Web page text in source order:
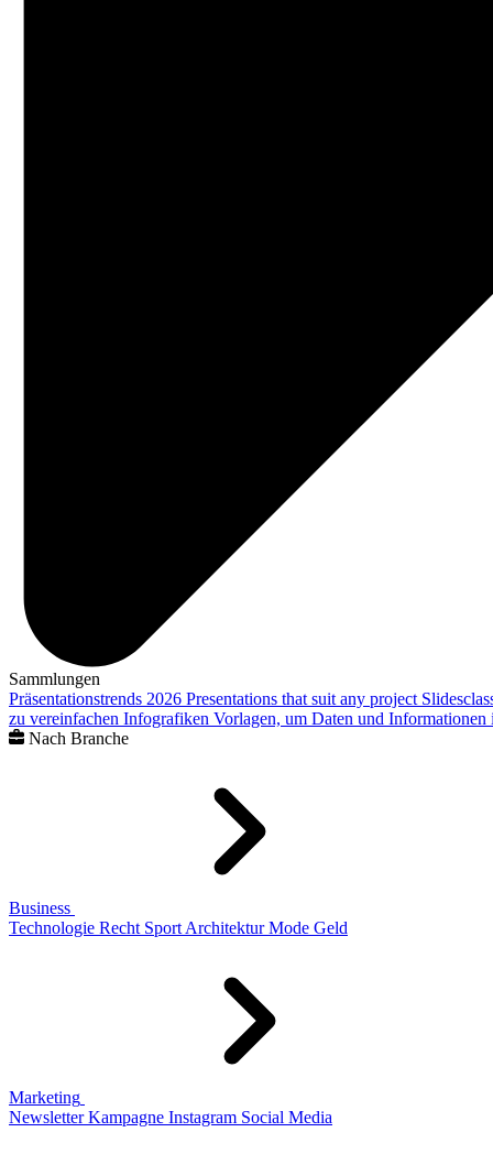
Sammlungen
Präsentationstrends 2026 Presentations that suit any project
zu vereinfachen Infografiken Vorlagen, um Daten und
Nach Branche
Business
Technologie Recht Sport Architektur Mode Geld
Marketing
Newsletter Kampagne Instagram Social Media